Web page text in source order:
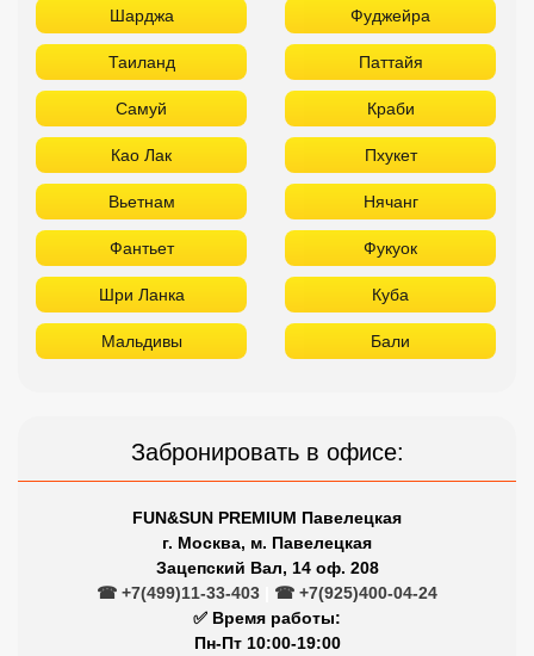
Шарджа Фуджейра
Таиланд Паттайя
Самуй Краби
Као Лак Пхукет
Вьетнам Нячанг
Фантьет Фукуок
Шри Ланка Куба
Мальдивы Бали
Забронировать в офисе:
FUN&SUN PREMIUM Павелецкая
г. Москва, м. Павелецкая
Зацепский Вал, 14 оф. 208
☎ +7(499)11-33-403
☎ +7(925)400-04-24
✅ Время работы:
Пн-Пт 10:00-19:00